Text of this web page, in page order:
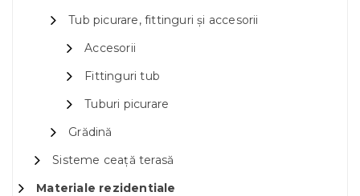
Tub picurare, fittinguri și accesorii
Accesorii
Fittinguri tub
Tuburi picurare
Grădină
Sisteme ceață terasă
Materiale rezidentiale